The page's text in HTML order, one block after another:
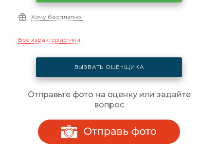
Хочу бесплатно!
Все характеристики
ВЫЗВАТЬ ОЦЕНЩИКА
Отправьте фото на оценку или задайте
вопрос